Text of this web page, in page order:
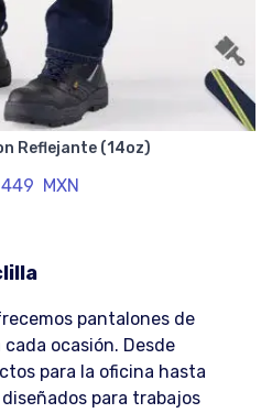
Reflejante (14oz)
MXN
pantalones de
ocasión. Desde
para la oficina hasta
para trabajos